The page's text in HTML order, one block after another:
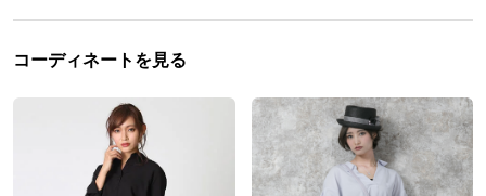
コーディネートを見る